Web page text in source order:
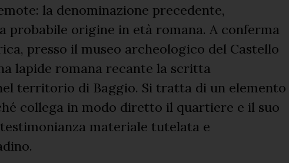
la denominazione precedente,
probabile origine in età romana. A conferma
presso il museo archeologico del Castello
lapide romana recante la scritta
territorio di Baggio. Si tratta di un elemento
collega in modo diretto il quartiere e il suo
materiale tutelata e